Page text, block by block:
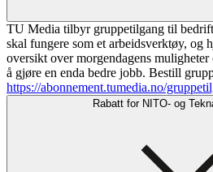
TU Media tilbyr gruppetilgang til
skal fungere som et arbeidsverktøy, og
oversikt over morgendagens
å gjøre en enda bedre jobb. Bestill
https://abonnement.tumedia.no/
Rabatt for NITO- og